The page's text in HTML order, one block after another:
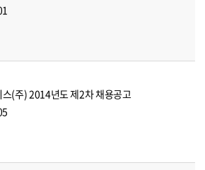
(주) 2014년도 제2차 채용공고